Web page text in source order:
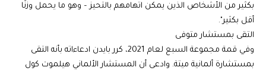
بكثير من الأشخاص الذين يمكن اتهامهم بالتحيز – وهو ما يحمل وزنًا
أقل بكثير".
التقى بمستشار متوفى
وفي قمة مجموعة السبع لعام 2021، كرر بايدن ادعاءاته بأنه التقى
بمستشارة ألمانية ميتة. وادعى أن المستشار الألماني هيلموت كول